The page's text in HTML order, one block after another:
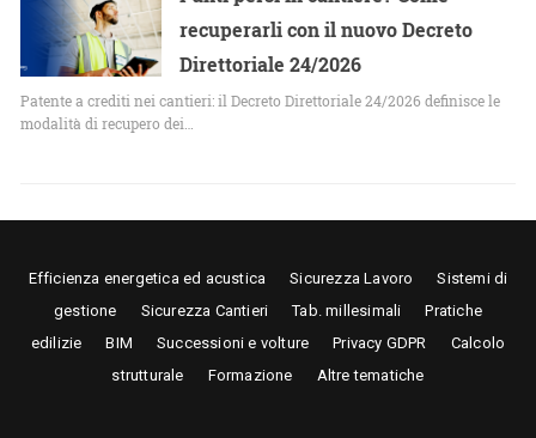
recuperarli con il nuovo Decreto
Direttoriale 24/2026
Patente a crediti nei cantieri: il Decreto Direttoriale 24/2026 definisce le
modalità di recupero dei…
Efficienza energetica ed acustica Sicurezza Lavoro
Sistemi di
gestione
Sicurezza Cantieri Tab. millesimali
Pratiche
edilizie
BIM Successioni e volture Privacy GDPR
Calcolo
strutturale
Formazione Altre tematiche